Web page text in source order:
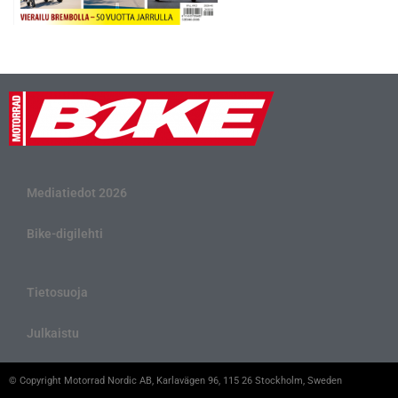
Mediatiedot 2026
Bike-digilehti
Tietosuoja
Julkaistu
© Copyright Motorrad Nordic AB, Karlavägen 96, 115 26 Stockholm, Sweden